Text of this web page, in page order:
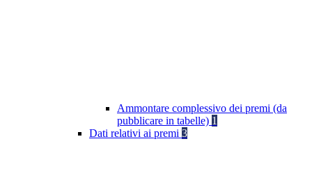
Ammontare complessivo dei premi (da
pubblicare in tabelle) 1
Dati relativi ai premi 3